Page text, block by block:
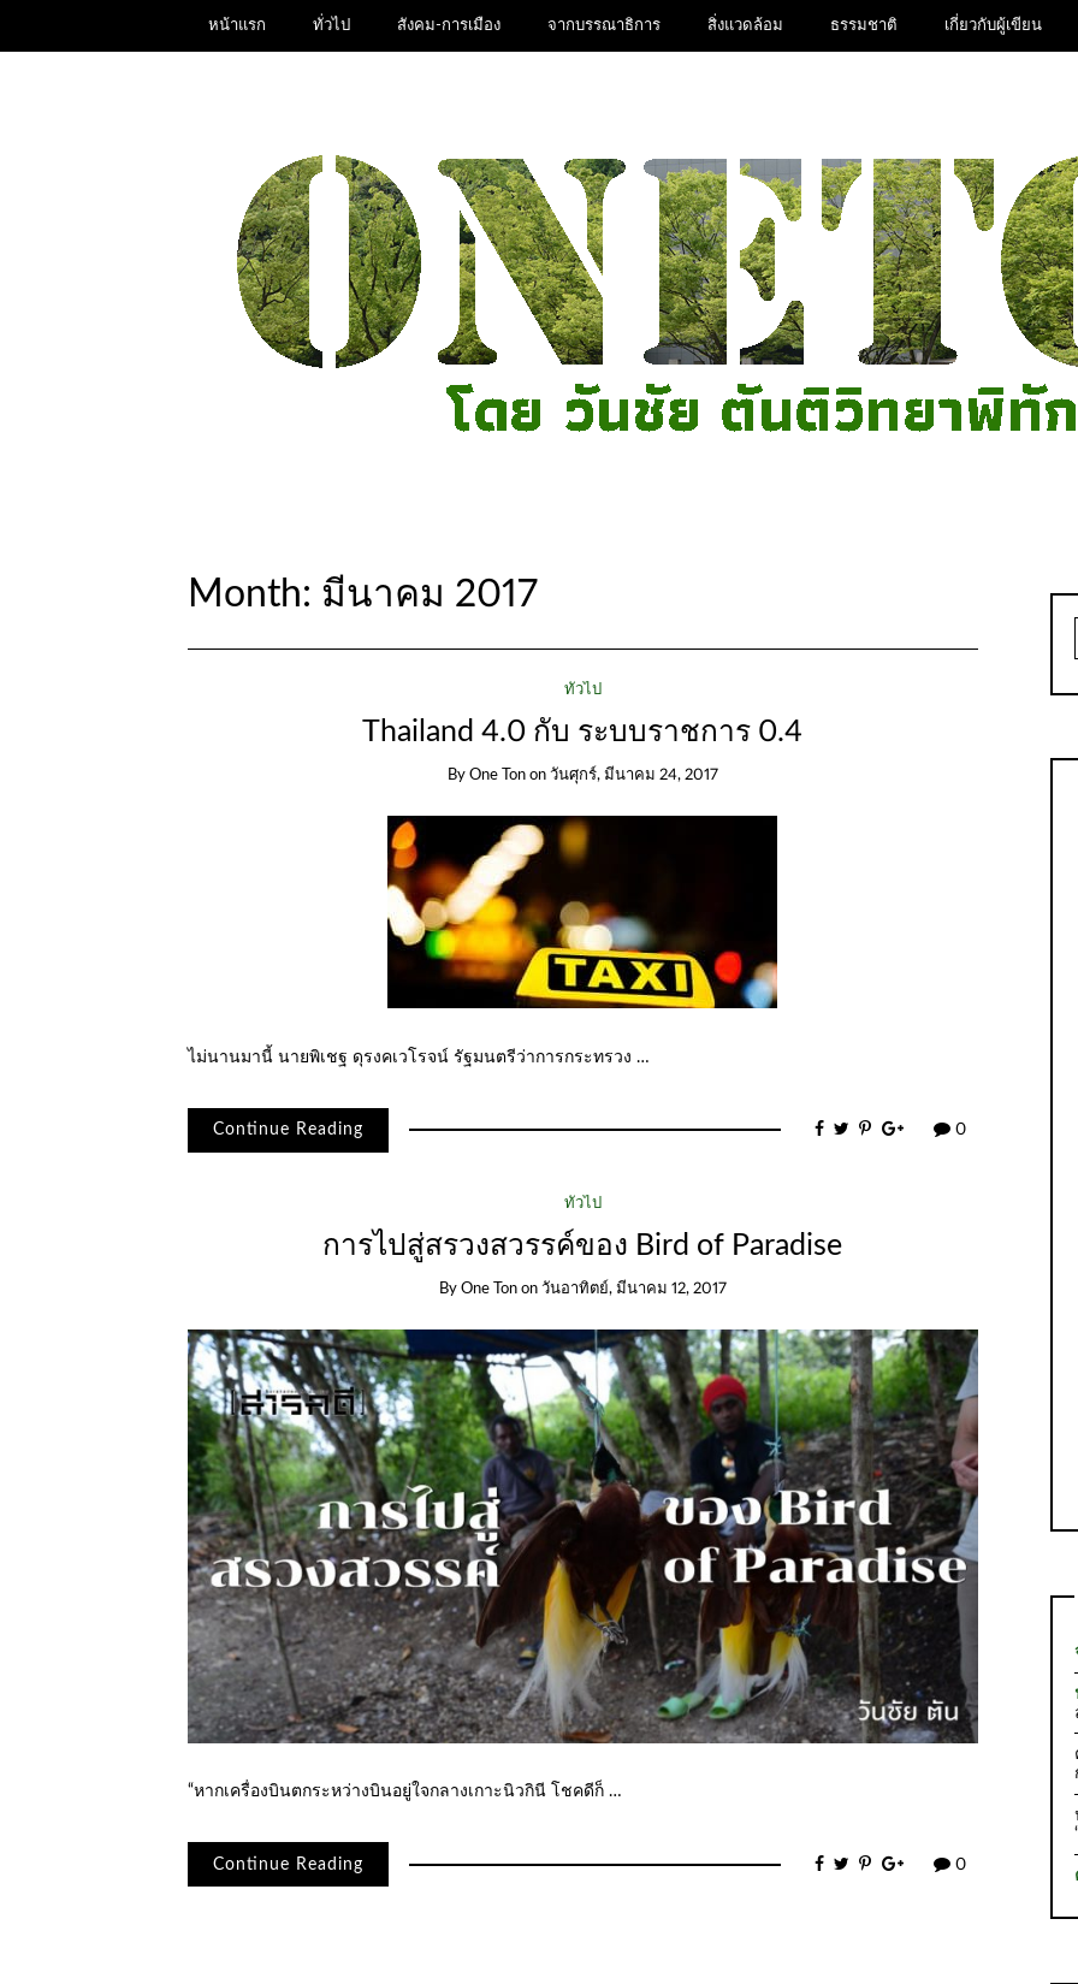
หน้าแรก ทั่วไป สังคม-การเมือง จากบรรณาธิการ สิ่งแวดล้อม ธรรมชาติ เกี่ยวกับผู้เขียน
Month: มีนาคม 2017
ทั่วไป
Thailand 4.0 กับ ระบบราชการ 0.4
By One Ton on วันศุกร์, มีนาคม 24, 2017
ไม่นานมานี้ นายพิเชฐ ดุรงคเวโรจน์ รัฐมนตรีว่าการกระทรวง …
Continue Reading 0
ทั่วไป
การไปสู่สรวงสวรรค์ของ Bird of Paradise
By One Ton on วันอาทิตย์, มีนาคม 12, 2017
“หากเครื่องบินตกระหว่างบินอยู่ใจกลางเกาะนิวกินี โชคดีก็ …
Continue Reading 0